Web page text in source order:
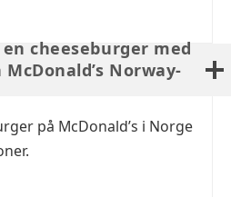
cheeseburger med
Norway-
på McDonald’s i Norge